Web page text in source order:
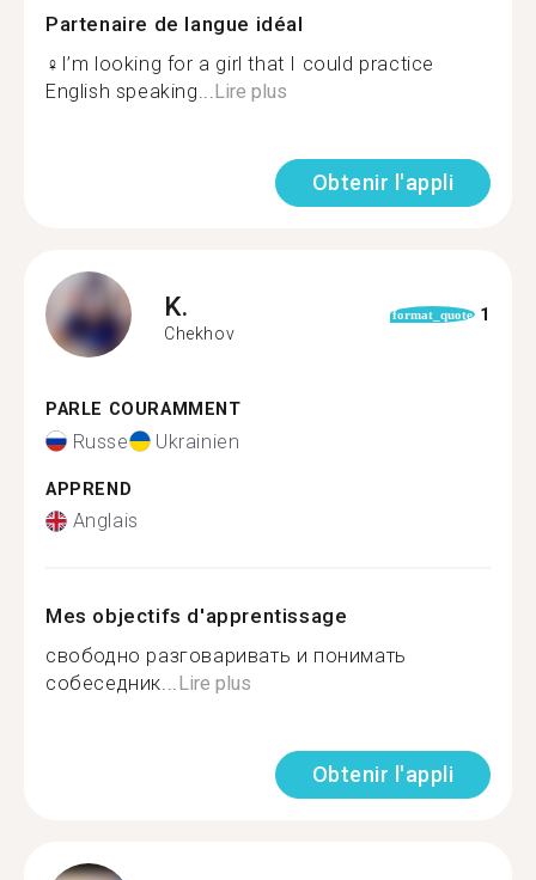
Partenaire de langue idéal
‍♀️I’m looking for a girl that I could practice
English speaking...Lire plus
Obtenir l'appli
K.
Chekhov
format_quote 1
PARLE COURAMMENT
Russe Ukrainien
APPREND
Anglais
Mes objectifs d'apprentissage
свободно разговаривать и понимать
собеседник...Lire plus
Obtenir l'appli